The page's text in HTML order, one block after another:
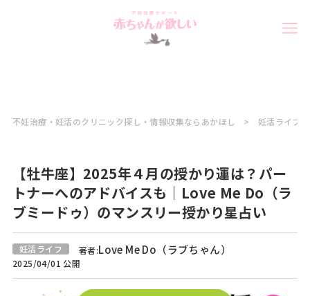
不妊治療・妊活のクリニック探し・情報収集ならあかほし 妊活ライフ
【牡牛座】2025年４月の授かり運は？パー
トナーへのアドバイスも｜Love Me Do（ラ
ブミードゥ）のマンスリー授かり星占い
妊活ライフ 著者:Love Me Do（ラブちゃん）
2025/04/01 公開